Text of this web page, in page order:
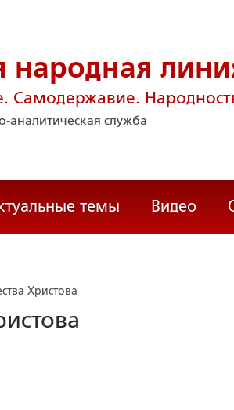
народная
Самодержавие.
служба
темы Видео
Христова